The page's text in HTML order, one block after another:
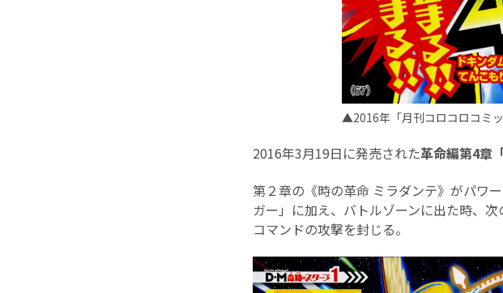
▲2016年「月刊コロコロコミ
2016年3月19日に発売された革命編第4章
第２章の《時の革命 ミラダンテ》がパワ
ガー」に加え、バトルゾーンに出た時、
コマンドの攻撃を封じる。